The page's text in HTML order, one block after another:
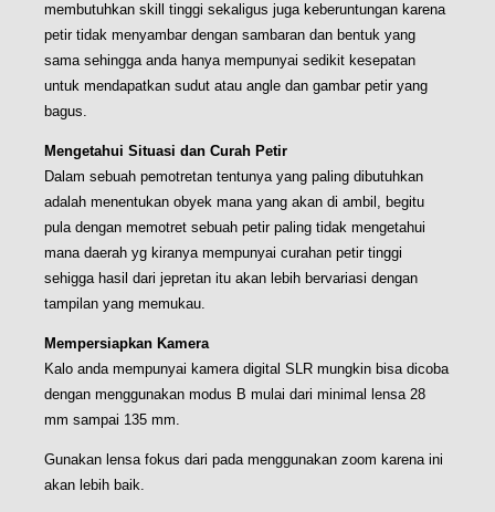
membutuhkan skill tinggi sekaligus juga keberuntungan karena
petir tidak menyambar dengan sambaran dan bentuk yang
sama sehingga anda hanya mempunyai sedikit kesepatan
untuk mendapatkan sudut atau angle dan gambar petir yang
bagus.
Mengetahui Situasi dan Curah Petir
Dalam sebuah pemotretan tentunya yang paling dibutuhkan
adalah menentukan obyek mana yang akan di ambil, begitu
pula dengan memotret sebuah petir paling tidak mengetahui
mana daerah yg kiranya mempunyai curahan petir tinggi
sehigga hasil dari jepretan itu akan lebih bervariasi dengan
tampilan yang memukau.
Mempersiapkan Kamera
Kalo anda mempunyai kamera digital SLR mungkin bisa dicoba
dengan menggunakan modus B mulai dari minimal lensa 28
mm sampai 135 mm.
Gunakan lensa fokus dari pada menggunakan zoom karena ini
akan lebih baik.